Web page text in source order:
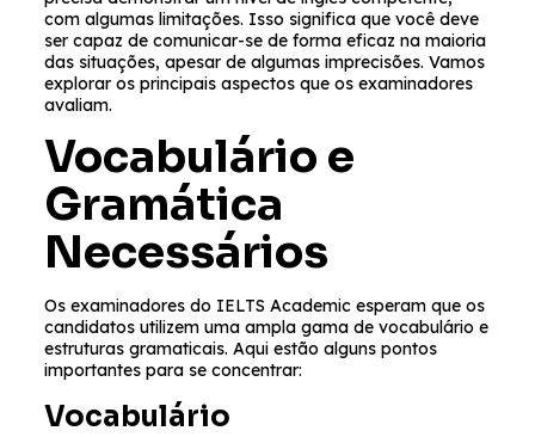
com algumas limitações. Isso significa que você deve
ser capaz de comunicar-se de forma eficaz na maioria
das situações, apesar de algumas imprecisões. Vamos
explorar os principais aspectos que os examinadores
avaliam.
Vocabulário e
Gramática
Necessários
Os examinadores do IELTS Academic esperam que os
candidatos utilizem uma ampla gama de vocabulário e
estruturas gramaticais. Aqui estão alguns pontos
importantes para se concentrar:
Vocabulário